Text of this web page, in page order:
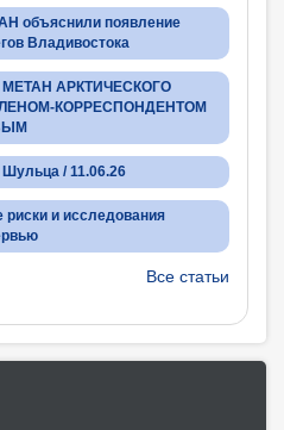
объяснили появление
Владивостока
АРКТИЧЕСКОГО
КОРРЕСПОНДЕНТОМ
/ 11.06.26
риски и исследования
Все статьи